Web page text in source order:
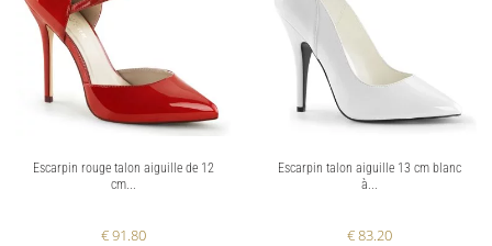
Escarpin rouge talon aiguille de 12
cm...
€ 91.80
Escarpin talon aiguille 13 cm blanc
à...
€ 83.20